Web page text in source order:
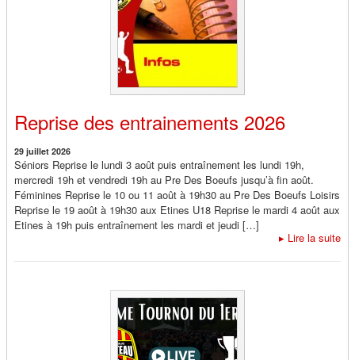
Reprise des entrainements 2026
29 juillet 2026
Séniors Reprise le lundi 3 août puis entraînement les lundi 19h,
mercredi 19h et vendredi 19h au Pre Des Boeufs jusqu’à fin août.
Féminines Reprise le 10 ou 11 août à 19h30 au Pre Des Boeufs Loisirs
Reprise le 19 août à 19h30 aux Etines U18 Reprise le mardi 4 août aux
Etines à 19h puis entraînement les mardi et jeudi […]
▸ Lire la suite